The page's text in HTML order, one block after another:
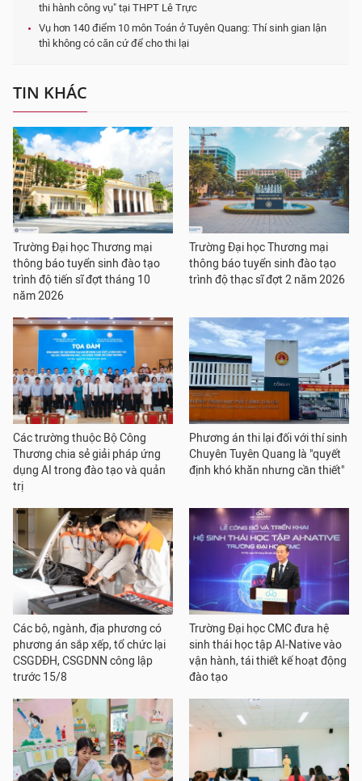
thi hành công vụ" tại THPT Lê Trực
Vụ hơn 140 điểm 10 môn Toán ở Tuyên Quang: Thí sinh gian lận
thì không có căn cứ để cho thi lại
TIN KHÁC
Trường Đại học Thương mại
thông báo tuyển sinh đào tạo
trình độ tiến sĩ đợt tháng 10
năm 2026
Trường Đại học Thương mại
thông báo tuyển sinh đào tạo
trình độ thạc sĩ đợt 2 năm 2026
Các trường thuộc Bộ Công
Thương chia sẻ giải pháp ứng
dụng AI trong đào tạo và quản
trị
Phương án thi lại đối với thí sinh
Chuyên Tuyên Quang là "quyết
định khó khăn nhưng cần thiết"
Các bộ, ngành, địa phương có
phương án sắp xếp, tổ chức lại
CSGDĐH, CSGDNN công lập
trước 15/8
Trường Đại học CMC đưa hệ
sinh thái học tập AI-Native vào
vận hành, tái thiết kế hoạt động
đào tạo